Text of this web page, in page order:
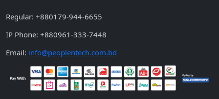
Regular: +880179-944-6655
IP Phone: +880961-333-7448
Email: info@peoplentech.com.bd